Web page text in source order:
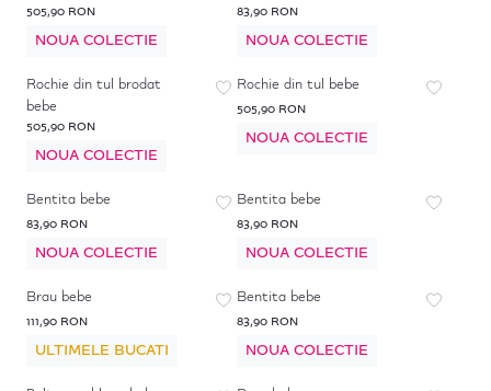
505,90 RON
NOUA COLECTIE
83,90 RON
NOUA COLECTIE
Rochie din tul brodat
bebe
505,90 RON
NOUA COLECTIE
Rochie din tul bebe
505,90 RON
NOUA COLECTIE
Bentita bebe
83,90 RON
NOUA COLECTIE
Bentita bebe
83,90 RON
NOUA COLECTIE
Brau bebe
111,90 RON
ULTIMELE BUCATI
Bentita bebe
83,90 RON
NOUA COLECTIE